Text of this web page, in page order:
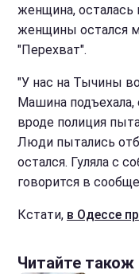
женщина, осталась
женщины остался
"Перехват".
"У нас на Тычины
Машина подъехала,
вроде полиция
Люди пытались
остался. Гуляла с
говорится в
Кстати, в Одессе
Читайте також